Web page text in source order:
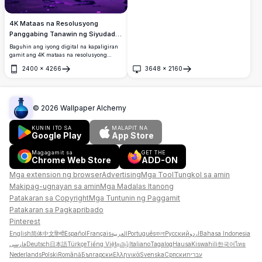
4K Mataas na Resolusyong
Panggabing Tanawin ng Siyudad
na Wallpaper: Lilang Kalangitan
Baguhin ang iyong digital na kapaligiran
gamit ang 4K mataas na resolusyong
wallpaper na ito, na nagtatampok ng
kalangitan. Ang mga nagniningning na
repleksyon sa tubig ay nagpapaganda ng
pangarap na urbanong atmospera,
perpekto para sa mga humahanga sa
modernong mga tanawin ng siyudad. Ang
kahali-halinang tanawin na ito, na kilala sa
kanyang masaganang lilang tono, ay
nagbibigay ng elegante at payapang
ambience, angkop para sa anumang
screen ng aparato. Maranasan ang
kagandahan at katahimikan ng mga
iyong screen.
2400 × 4266
Buksan
3648 × 2160
Buksan
© 2026 Wallpaper Alchemy
KUNIN ITO SA
Google Play
MALAPIT NA
App Store
Magagamit sa
Chrome Web Store
GET THE
ADD-ON
Mga extension ng browserAdvertisingMga ToolTungkol sa amin
Makipag-ugnayan sa aminMga Madalas Itanong
Patakaran sa CopyrightMga Tuntunin ng Paggamit
Patakaran sa Pagkapribado
Pinterest
English简体中文हिन्दीEspañolFrançaisالعربيةPortuguêsবাংলাРусскийاردوBahasa Indonesia
فارسیDeutsch日本語TürkçeTiếng Việtதமிழ்ItalianoTagalogHausaKiswahili한국어ไทย
NederlandsPolskiRomânăБългарскиΕλληνικάSvenskaСрпскиעברית